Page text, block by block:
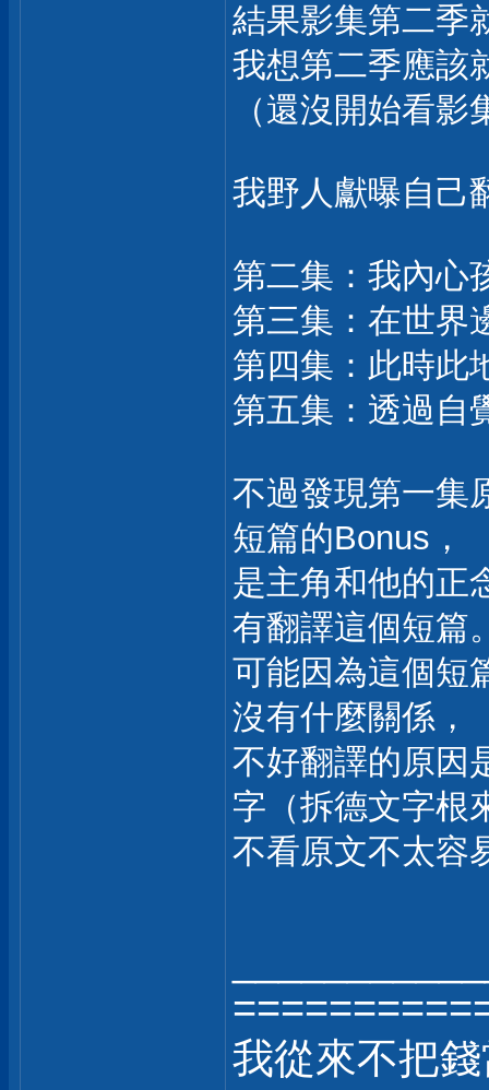
結果影集第二季
我想第二季應該
（還沒開始看
我野人獻曝自己
第二集：我內心
第三集：在世界
第四集：此時此
第五集：透過自
不過發現第一集
短篇的Bonus，
是主角和他的正
有翻譯這個短篇
可能因為這個短
沒有什麼關係，
不好翻譯的原因
字（拆德文字根
不看原文不太容
我從來不把